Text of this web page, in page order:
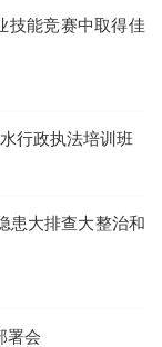
技能竞赛中取得佳
行政执法培训班
患大排查大整治和
署会